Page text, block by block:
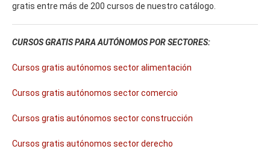
sporte (20 horas)
Curso Gratis Control Fitosanitarios (120
Curso Gratis Almacenamiento de Productos
Hortofrutícolas (24 horas)
# CURSOS GRATIS ALIMENTACIÓN
(25 horas)
oras)
gratis entre más de 200 cursos de nuestro catálogo.
CURSOS GRATIS PARA AUTÓNOMOS POR SECTORES:
Cursos gratis autónomos sector alimentación
Cursos gratis autónomos sector comercio
Cursos gratis autónomos sector construcción
Cursos gratis autónomos sector derecho